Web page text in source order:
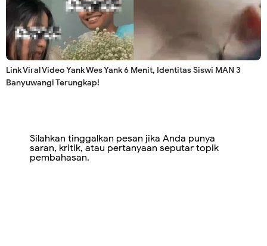
Link Viral Video Yank Wes Yank 6 Menit, Identitas Siswi MAN 3
Banyuwangi Terungkap!
Silahkan tinggalkan pesan jika Anda punya
saran, kritik, atau pertanyaan seputar topik
pembahasan.